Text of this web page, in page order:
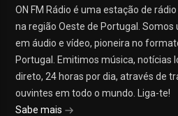
ON FM Rádio é uma estação de
na região Oeste de Portugal.
em áudio e vídeo, pioneira no
Portugal. Emitimos música, notícias
direto, 24 horas por dia, através de
ouvintes em todo o mundo. Liga-te!
Sabe mais